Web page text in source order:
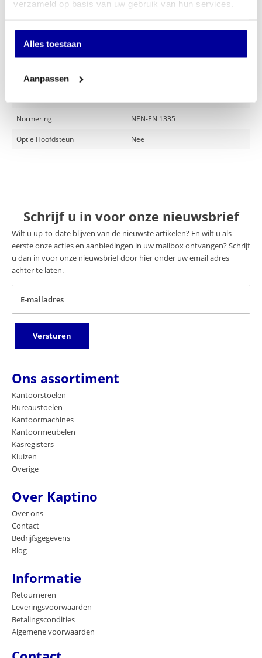
verzameld op basis van uw gebruik van hun services.
Alles toestaan
Aanpassen
Milieuvriendelijk, 98% recyclebaar
Specificaties
Merk
Normering NEN-EN 1335
Optie Hoofdsteun Nee
Schrijf u in voor onze nieuwsbrief
Wilt u up-to-date blijven van de nieuwste artikelen? En wilt u als
eerste onze acties en aanbiedingen in uw mailbox ontvangen? Schrijf
u dan in voor onze nieuwsbrief door hier onder uw email adres
achter te laten.
E-mailadres
Versturen
Ons assortiment
Kantoorstoelen
Bureaustoelen
Kantoormachines
Kantoormeubelen
Kasregisters
Kluizen
Overige
Over Kaptino
Over ons
Contact
Bedrijfsgegevens
Blog
Informatie
Retourneren
Leveringsvoorwaarden
Betalingscondities
Algemene voorwaarden